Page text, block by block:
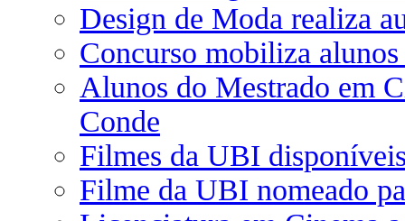
Design de Moda realiza
Concurso mobiliza
Alunos do Mestrado em
Conde
Filmes da UBI
Filme da UBI nomeado